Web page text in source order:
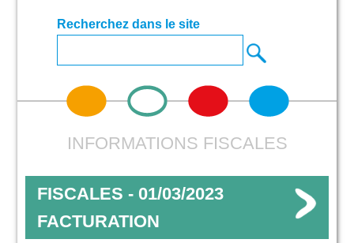
Recherchez dans le site
INFORMATIONS FISCALES
FISCALES - 01/03/2023
FACTURATION